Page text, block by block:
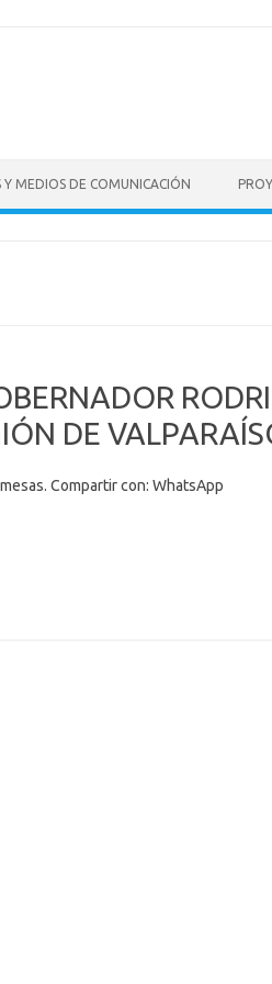
Y MEDIOS DE COMUNICACIÓN
DE
Compartir con: WhatsApp